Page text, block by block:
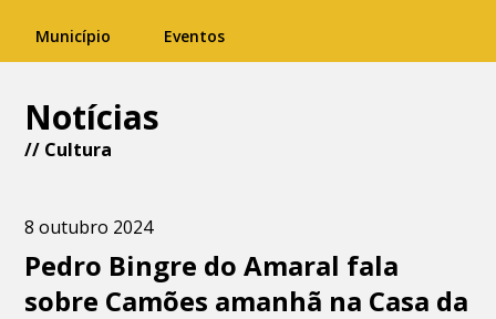
Município Eventos
Notícias
// Cultura
8 outubro 2024
Pedro Bingre do Amaral fala
sobre Camões amanhã na Casa da